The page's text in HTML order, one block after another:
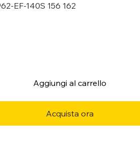
EF-140S 156 162
Aggiungi al carrello
Acquista ora